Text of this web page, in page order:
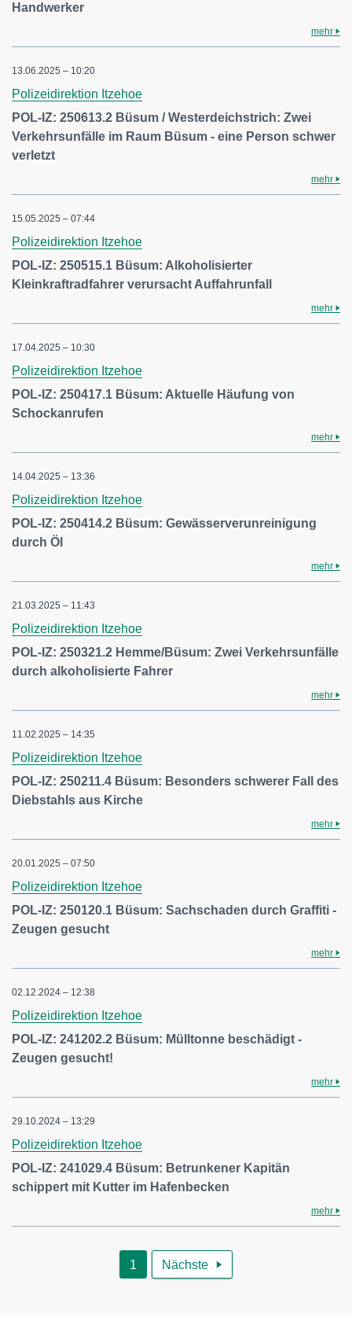
Handwerker
mehr
13.06.2025 – 10:20
Polizeidirektion Itzehoe
POL-IZ: 250613.2 Büsum / Westerdeichstrich: Zwei
Verkehrsunfälle im Raum Büsum - eine Person schwer
verletzt
mehr
15.05.2025 – 07:44
Polizeidirektion Itzehoe
POL-IZ: 250515.1 Büsum: Alkoholisierter
Kleinkraftradfahrer verursacht Auffahrunfall
mehr
17.04.2025 – 10:30
Polizeidirektion Itzehoe
POL-IZ: 250417.1 Büsum: Aktuelle Häufung von
Schockanrufen
mehr
14.04.2025 – 13:36
Polizeidirektion Itzehoe
POL-IZ: 250414.2 Büsum: Gewässerverunreinigung
durch Öl
mehr
21.03.2025 – 11:43
Polizeidirektion Itzehoe
POL-IZ: 250321.2 Hemme/Büsum: Zwei Verkehrsunfälle
durch alkoholisierte Fahrer
mehr
11.02.2025 – 14:35
Polizeidirektion Itzehoe
POL-IZ: 250211.4 Büsum: Besonders schwerer Fall des
Diebstahls aus Kirche
mehr
20.01.2025 – 07:50
Polizeidirektion Itzehoe
POL-IZ: 250120.1 Büsum: Sachschaden durch Graffiti -
Zeugen gesucht
mehr
02.12.2024 – 12:38
Polizeidirektion Itzehoe
POL-IZ: 241202.2 Büsum: Mülltonne beschädigt -
Zeugen gesucht!
mehr
29.10.2024 – 13:29
Polizeidirektion Itzehoe
POL-IZ: 241029.4 Büsum: Betrunkener Kapitän
schippert mit Kutter im Hafenbecken
mehr
1 Nächste 